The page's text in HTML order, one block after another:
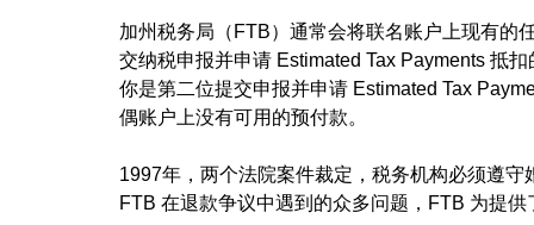
加州税务局（FTB）通常会将联名账户上现有的
交纳税申报并申请 Estimated Tax Payments 抵
你是第二位提交申报并申请 Estimated Tax
偶账户上没有可用的预付款。
1997年，两个法院案件裁定，税务机构必须遵
FTB 在退款争议中遇到的众多问题，FTB 为提